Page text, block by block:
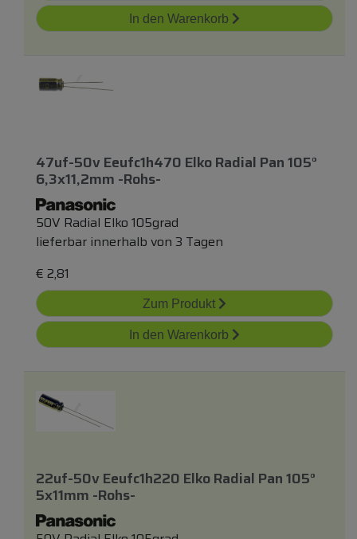
In den Warenkorb
47uf-50v Eeufc1h470 Elko Radial Pan 105°
6,3x11,2mm -rohs-
50V Radial Elko 105grad
lieferbar innerhalb von 3 Tagen
€ 2,81
Zum Produkt
In den Warenkorb
22uf-50v Eeufc1h220 Elko Radial Pan 105°
5x11mm -rohs-